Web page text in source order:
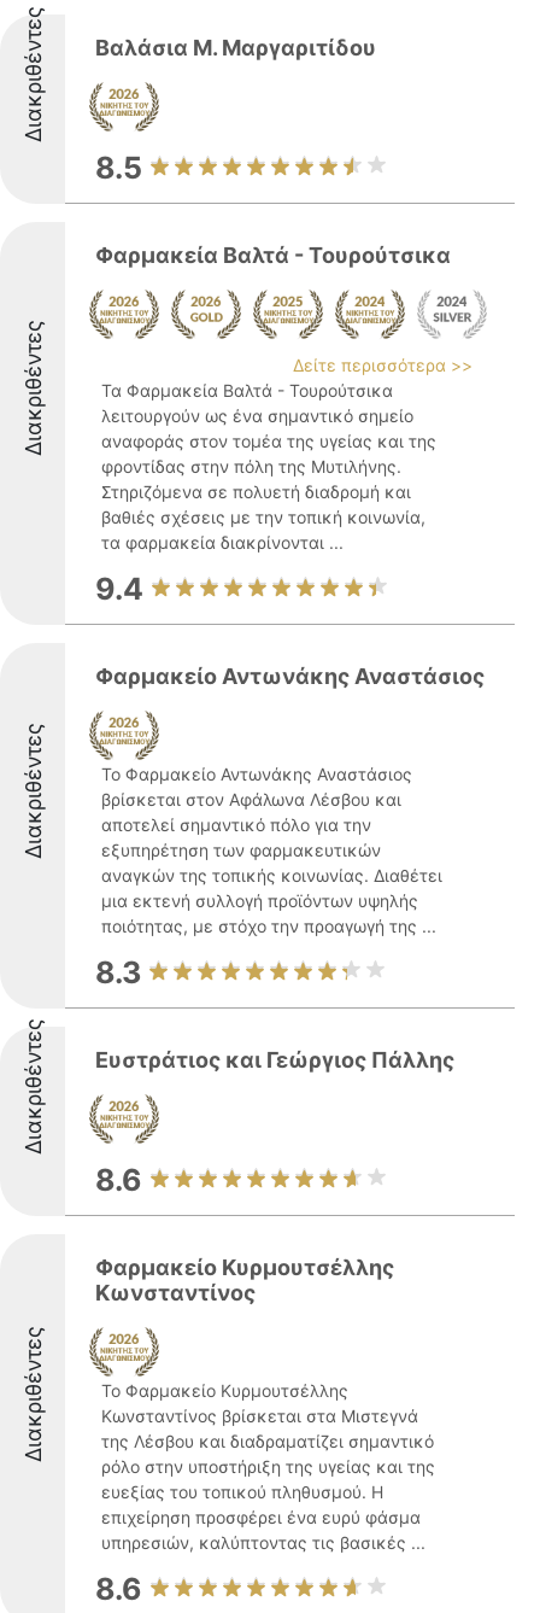
Διακριθέντες Βαλάσια Μ. Μαργαριτίδου
8.5
Διακριθέντες
Φαρμακεία Βαλτά - Τουρούτσικα
Δείτε περισσότερα >>
Τα Φαρμακεία Βαλτά - Τουρούτσικα
λειτουργούν ως ένα σημαντικό σημείο
αναφοράς στον τομέα της υγείας και της
φροντίδας στην πόλη της Μυτιλήνης.
Στηριζόμενα σε πολυετή διαδρομή και
βαθιές σχέσεις με την τοπική κοινωνία,
τα φαρμακεία διακρίνονται ...
9.4
Διακριθέντες
Φαρμακείο Αντωνάκης Αναστάσιος
Το Φαρμακείο Αντωνάκης Αναστάσιος
βρίσκεται στον Αφάλωνα Λέσβου και
αποτελεί σημαντικό πόλο για την
εξυπηρέτηση των φαρμακευτικών
αναγκών της τοπικής κοινωνίας. Διαθέτει
μια εκτενή συλλογή προϊόντων υψηλής
ποιότητας, με στόχο την προαγωγή της ...
8.3
Διακριθέντες Ευστράτιος και Γεώργιος Πάλλης
8.6
Διακριθέντες
Φαρμακείο Κυρμουτσέλλης
Κωνσταντίνος
Το Φαρμακείο Κυρμουτσέλλης
Κωνσταντίνος βρίσκεται στα Μιστεγνά
της Λέσβου και διαδραματίζει σημαντικό
ρόλο στην υποστήριξη της υγείας και της
ευεξίας του τοπικού πληθυσμού. Η
επιχείρηση προσφέρει ένα ευρύ φάσμα
υπηρεσιών, καλύπτοντας τις βασικές ...
8.6